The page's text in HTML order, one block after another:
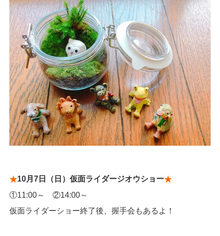
★10月7日（日）仮面ライダージオウショー★
①11:00～ ②14:00～
仮面ライダーショー終了後、握手会もあるよ！